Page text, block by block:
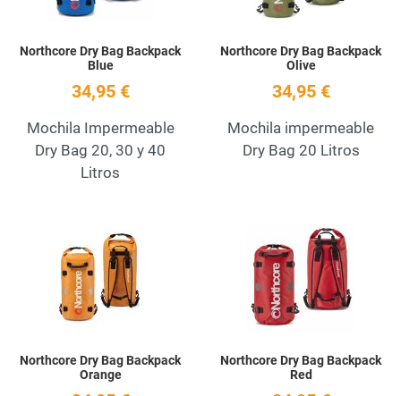
Northcore Dry Bag Backpack
Blue
34,95 €
Mochila Impermeable
Dry Bag 20, 30 y 40
Litros
Northcore Dry Bag Backpack
Olive
34,95 €
Mochila impermeable
Dry Bag 20 Litros
Quick View
Northcore Dry Bag Backpack
Orange
Northcore Dry Bag Backpack
Red